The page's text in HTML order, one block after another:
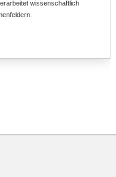
wissenschaftlich